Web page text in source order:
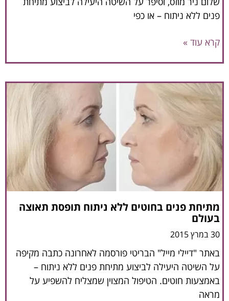
פנים ללא ניתוח – או כפי
קרא עוד »
מתיחת פנים בחוטים ללא ניתוח תופסת תאוצה
בעולם
30 במרץ 2015
באתר "דיילי מייל" הבריטי פורסמה לאחרונה כתבה מקיפה
על השיטה היעילה לביצוע מתיחת פנים ללא ניתוח –
באמצעות חוטים. הטיפול המצוין שמצליח להשפיע על
מראה